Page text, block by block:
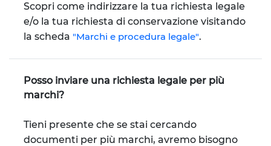
Scopri come indirizzare la tua richiesta legale
e/o la tua richiesta di conservazione visitando
la scheda "Marchi e procedura legale".
Posso inviare una richiesta legale per più
marchi?
Tieni presente che se stai cercando
documenti per più marchi, avremo bisogno